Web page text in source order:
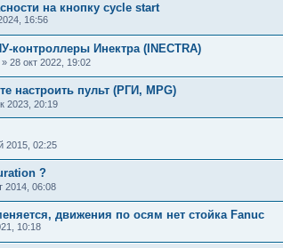
на кнопку cycle start
16:56
контроллеры Инектра (INECTRA)
» 28 окт 2022, 19:02
настроить пульт (РГИ, MPG)
2023, 20:19
2015, 02:25
?
2014, 06:08
движения по осям нет стойка Fanuc
10:18